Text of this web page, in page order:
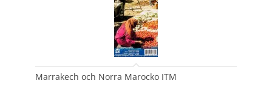
Marrakech och Norra Marocko ITM